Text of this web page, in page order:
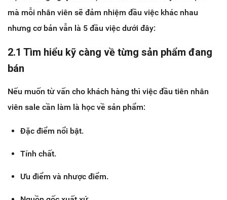
mà mỗi nhân viên sẽ đảm nhiệm đầu việc khác nhau
nhưng cơ bản vẫn là 5 đầu việc dưới đây:
2.1 Tìm hiểu kỹ càng về từng sản phẩm đang
bán
Nếu muốn từ vấn cho khách hàng thì việc đầu tiên nhân
viên sale cần làm là học về sản phẩm:
Đặc điểm nổi bật.
Tính chất.
Ưu điểm và nhược điểm.